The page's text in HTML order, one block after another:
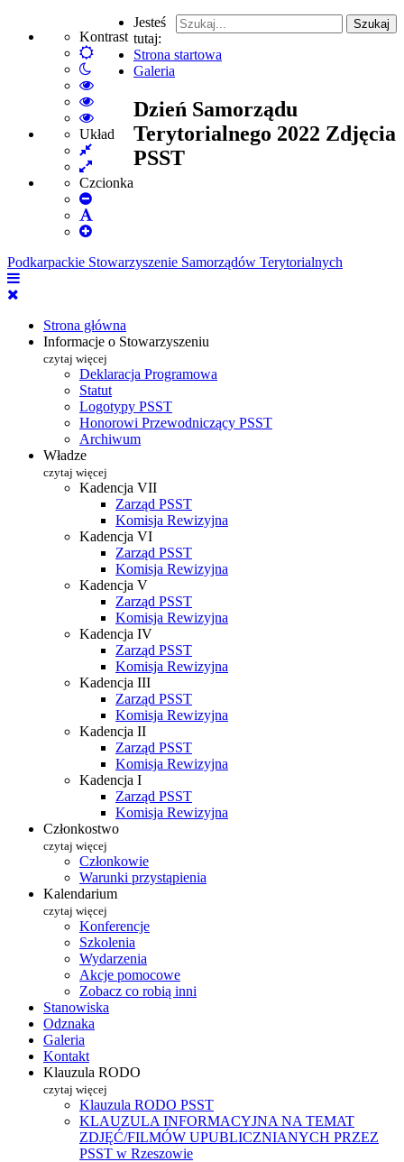
Kontrast
Default
mode
Włącz
tryb
nocny
High
Contrast
Black
White
High
Contrast
Black
High
Contrast
mode
Układ
Fixed
layout
Wide
layout
Czcionka
Set
Font
Set
Font
Szukaj
Podkarpackie Stowarzyszenie Samorządów Terytorialnych
Strona główna
Informacje o Stowarzyszeniu
czytaj więcej
Deklaracja Programowa
Statut
Logotypy PSST
Honorowi Przewodniczący PSST
Archiwum
Władze
czytaj więcej
Kadencja VII
Zarząd PSST
Komisja Rewizyjna
Kadencja VI
Zarząd PSST
Komisja Rewizyjna
Kadencja V
Zarząd PSST
Komisja Rewizyjna
Kadencja IV
Zarząd PSST
Komisja Rewizyjna
Kadencja III
Zarząd PSST
Komisja Rewizyjna
Kadencja II
Zarząd PSST
Komisja Rewizyjna
Kadencja I
Zarząd PSST
Komisja Rewizyjna
Członkostwo
czytaj więcej
Członkowie
Warunki przystąpienia
Kalendarium
czytaj więcej
Konferencje
Szkolenia
Wydarzenia
Akcje pomocowe
Zobacz co robią inni
Stanowiska
Odznaka
Galeria
Kontakt
Klauzula RODO
czytaj więcej
Klauzula RODO PSST
KLAUZULA INFORMACYJNA NA TEMAT
ZDJĘĆ/FILMÓW UPUBLICZNIANYCH PRZEZ
PSST w Rzeszowie
Jesteś
tutaj:
Strona startowa
Galeria
Dzień Samorządu
Terytorialnego 2022 Zdjęcia
PSST